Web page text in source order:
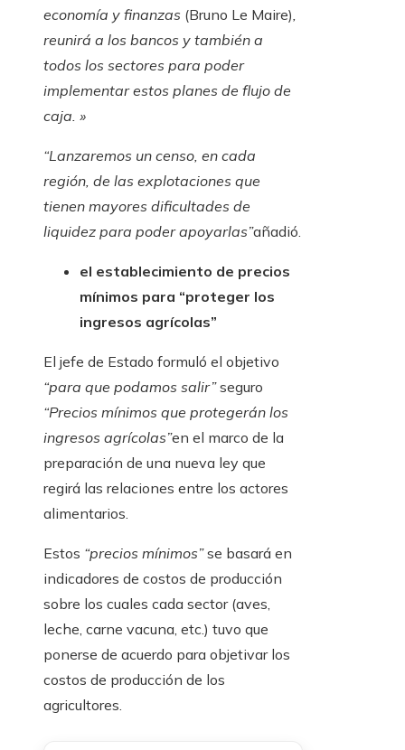
economía y finanzas (Bruno Le Maire)
reunirá a los bancos y también a
todos los sectores para poder
implementar estos planes de flujo de
caja. »
“Lanzaremos un censo, en cada
región, de las explotaciones que
tienen mayores dificultades de
liquidez para poder apoyarlas”añadió.
el establecimiento de precios
mínimos para “proteger los
ingresos agrícolas”
El jefe de Estado formuló el objetivo
“para que podamos salir”seguro
“Precios mínimos que protegerán los
ingresos agrícolas”en el marco de la
preparación de una nueva ley que
regirá las relaciones entre los actores
alimentarios.
Estos “precios mínimos”se basará en
indicadores de costos de producción
sobre los cuales cada sector (aves,
leche, carne vacuna, etc.) tuvo que
ponerse de acuerdo para objetivar los
costos de producción de los
agricultores.